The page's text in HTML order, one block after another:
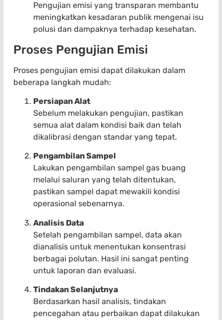
Pengujian emisi yang transparan membantu
meningkatkan kesadaran publik mengenai isu
polusi dan dampaknya terhadap kesehatan.
Proses Pengujian Emisi
Proses pengujian emisi dapat dilakukan dalam
beberapa langkah mudah:
Persiapan Alat
Sebelum melakukan pengujian, pastikan
semua alat dalam kondisi baik dan telah
dikalibrasi dengan standar yang tepat.
Pengambilan Sampel
Lakukan pengambilan sampel gas buang
melalui saluran yang telah ditentukan,
pastikan sampel dapat mewakili kondisi
operasional sebenarnya.
Analisis Data
Setelah pengambilan sampel, data akan
dianalisis untuk menentukan konsentrasi
berbagai polutan. Hasil ini sangat penting
untuk laporan dan evaluasi.
Tindakan Selanjutnya
Berdasarkan hasil analisis, tindakan
pencegahan atau perbaikan dapat dilakukan